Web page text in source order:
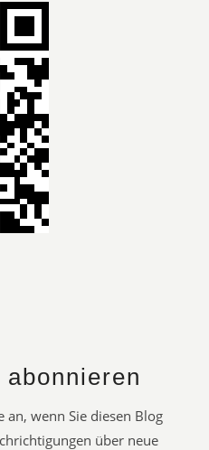
an, wenn Sie diesen Blog
über neue